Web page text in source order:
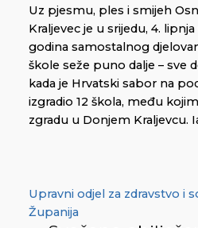
Uz pjesmu, ples i smijeh
Kraljevec je u srijedu, 4.
godina samostalnog
škole seže puno dalje – sve
kada je Hrvatski sabor na
izgradio 12 škola, među
zgradu u Donjem Kraljevcu.
Upravni odjel za zdravstvo i
Županija